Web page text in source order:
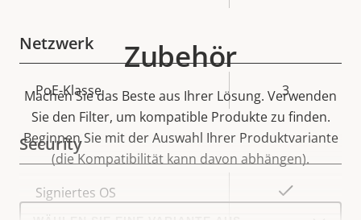
Netzwerk
Eigentumsbeschreibung Eigentumswert
PoE-Klasse 3
Security
Eigentumsbeschreibung Eigentumswert
Signiertes OS
Zubehör
Machen Sie das Beste aus Ihrer Lösung. Verwenden
Sie den Filter, um kompatible Produkte zu finden.
Beginnen Sie mit der Auswahl Ihrer Produktvariante
(die Kompatibilität kann davon abhängen).
Select